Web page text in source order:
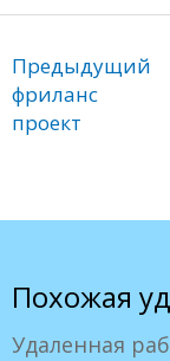
Предыдущий
фриланс
проект
Похожая
Удаленная